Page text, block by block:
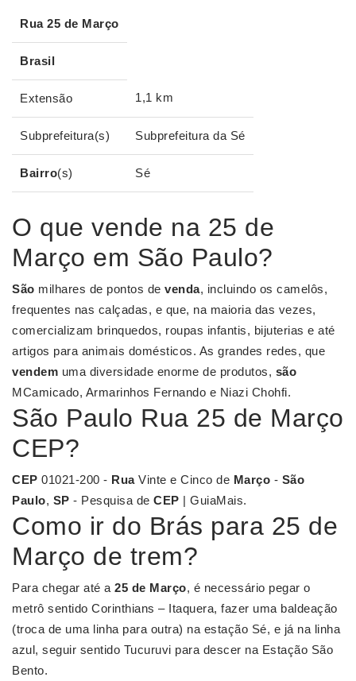
Rua 25 de Março
Brasil
Extensão 1,1 km
Subprefeitura(s) Subprefeitura da Sé
Bairro(s) Sé
O que vende na 25 de
Março em São Paulo?
São milhares de pontos de venda, incluindo os camelôs,
frequentes nas calçadas, e que, na maioria das vezes,
comercializam brinquedos, roupas infantis, bijuterias e até
artigos para animais domésticos. As grandes redes, que
vendem uma diversidade enorme de produtos, são
MCamicado, Armarinhos Fernando e Niazi Chohfi.
São Paulo Rua 25 de Março
CEP?
CEP 01021-200 - RuaVinte e Cinco de Março - São
Paulo, SP - Pesquisa de CEP | GuiaMais.
Como ir do Brás para 25 de
Março de trem?
Para chegar até a 25 de Março, é necessário pegar o
metrô sentido Corinthians – Itaquera, fazer uma baldeação
(troca de uma linha para outra) na estação Sé, e já na linha
azul, seguir sentido Tucuruvi para descer na Estação São
Bento.